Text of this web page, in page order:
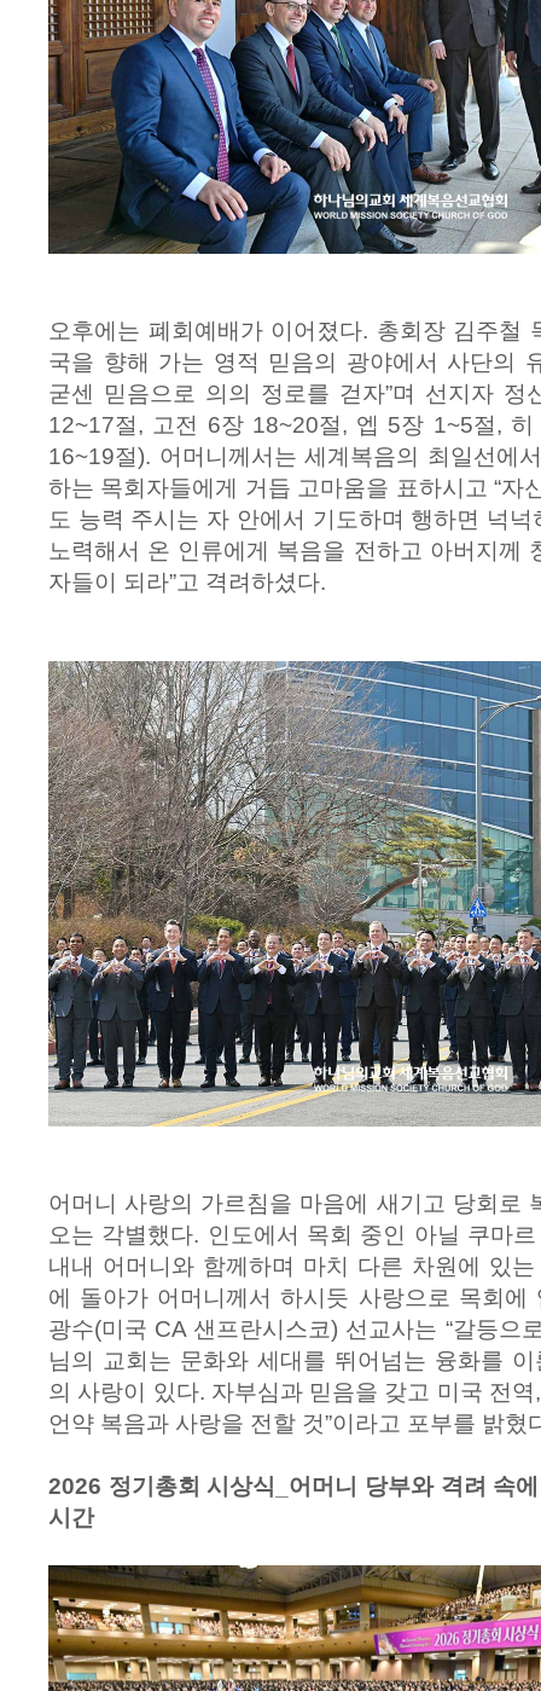
오후에는 폐회예배가 이어졌다. 총회장 김주철
국을 향해 가는 영적 믿음의 광야에서 사단의
굳센 믿음으로 의의 정로를 걷자”며 선지자 정
12~17절, 고전 6장 18~20절, 엡 5장 1~5절,
16~19절). 어머니께서는 세계복음의 최일선에
하는 목회자들에게 거듭 고마움을 표하시고 “자
도 능력 주시는 자 안에서 기도하며 행하면 넉
노력해서 온 인류에게 복음을 전하고 아버지께
자들이 되라”고 격려하셨다.
어머니 사랑의 가르침을 마음에 새기고 당회로
오는 각별했다. 인도에서 목회 중인 아닐 쿠마
내내 어머니와 함께하며 마치 다른 차원에 있
에 돌아가 어머니께서 하시듯 사랑으로 목회에
광수(미국 CA 샌프란시스코) 선교사는 “갈등으
님의 교회는 문화와 세대를 뛰어넘는 융화를
의 사랑이 있다. 자부심과 믿음을 갖고 미국 전
언약 복음과 사랑을 전할 것”이라고 포부를 밝혔
2026 정기총회 시상식_어머니 당부와 격려 속
시간